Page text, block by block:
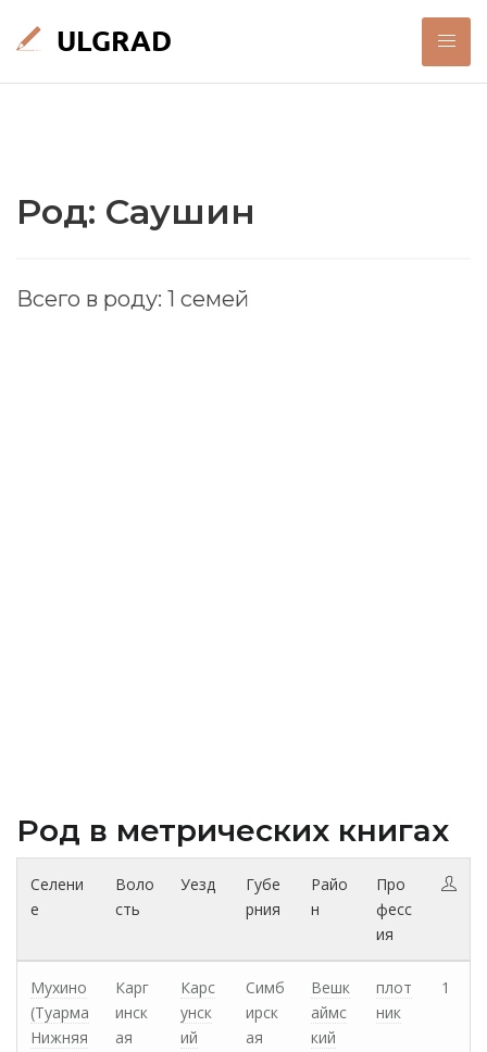
Род: Саушин
Всего в роду: 1 семей
Род в метрических книгах
Селени
е
Воло
сть
Уезд
Губе
рния
Райо
н
Про
фесс
ия
Мухино
(Туарма
Нижняя
Карг
инск
ая
Карс
унск
ий
Симб
ирск
ая
Вешк
аймс
кий
плот
ник
1